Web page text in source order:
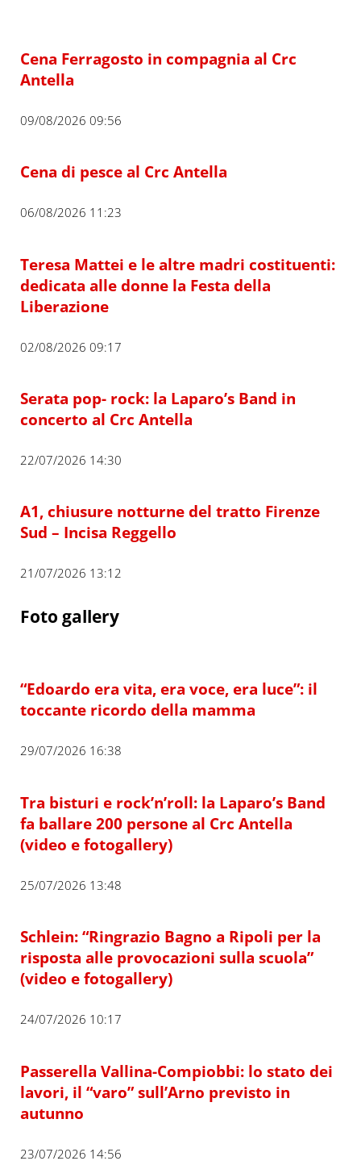
Cena Ferragosto in compagnia al Crc
Antella
09/08/2026 09:56
Cena di pesce al Crc Antella
06/08/2026 11:23
Teresa Mattei e le altre madri costituenti:
dedicata alle donne la Festa della
Liberazione
02/08/2026 09:17
Serata pop- rock: la Laparo’s Band in
concerto al Crc Antella
22/07/2026 14:30
A1, chiusure notturne del tratto Firenze
Sud – Incisa Reggello
21/07/2026 13:12
Foto gallery
“Edoardo era vita, era voce, era luce”: il
toccante ricordo della mamma
29/07/2026 16:38
Tra bisturi e rock’n’roll: la Laparo’s Band
fa ballare 200 persone al Crc Antella
(video e fotogallery)
25/07/2026 13:48
Schlein: “Ringrazio Bagno a Ripoli per la
risposta alle provocazioni sulla scuola”
(video e fotogallery)
24/07/2026 10:17
Passerella Vallina-Compiobbi: lo stato dei
lavori, il “varo” sull’Arno previsto in
autunno
23/07/2026 14:56